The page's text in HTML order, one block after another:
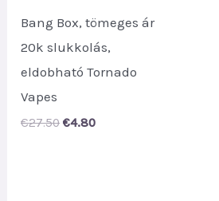
Bang Box, tömeges ár
20k slukkolás,
eldobható Tornado
Vapes
€27.50 Original
€4.80Current